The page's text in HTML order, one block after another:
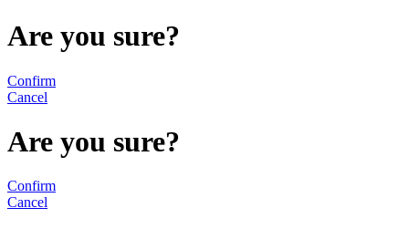
Are you sure?
Confirm
Cancel
Are you sure?
Confirm
Cancel